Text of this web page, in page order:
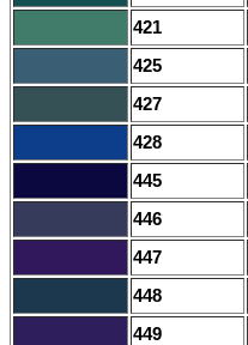
421
425
427
428
445
446
447
448
449